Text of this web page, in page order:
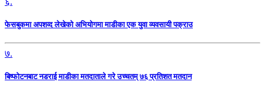
फेसबुकमा अपशव्द लेखेको अभियोगमा माडीका एक युवा व्यवसायी पक्राउ
७.
बिष्फोटनबाट नडराई माडीका मतदाताले गरे उच्चतम् ७६ प्रतिशत मतदान